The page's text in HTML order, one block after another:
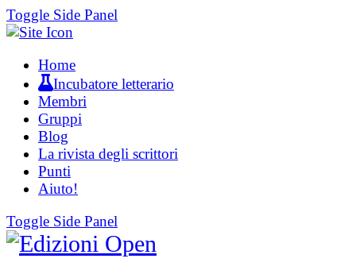
Toggle Side Panel
Home
Incubatore letterario
Membri
Gruppi
Blog
La rivista degli scrittori
Punti
Aiuto!
Toggle Side Panel